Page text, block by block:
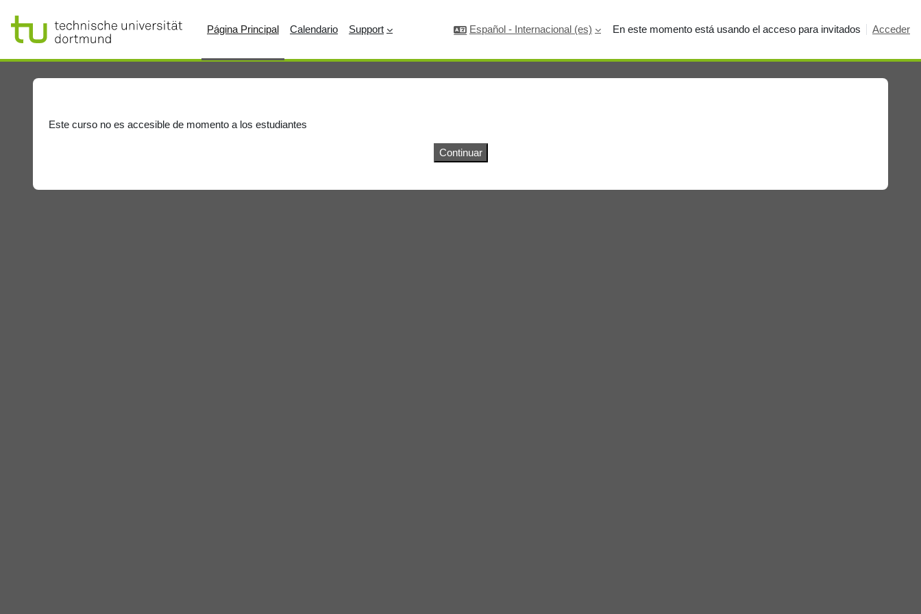
Página Principal
Calendario Support Español - Internacional ‎(es)‎ En este momento está usando el acceso para invitados Acceder
Este curso no es accesible de momento a los estudiantes
Continuar